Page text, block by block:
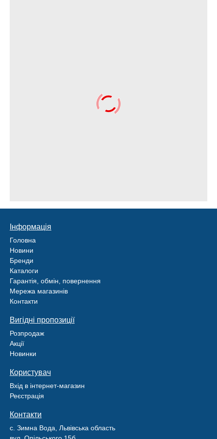
Інформація
Головна
Новини
Бренди
Каталоги
Гарантія, обмін, повернення
Мережа магазинів
Контакти
Вигідні пропозиції
Розпродаж
Акції
Новинки
Користувач
Вхід в інтернет-магазин
Реєстрація
Контакти
с. Зимна Вода, Львівська область